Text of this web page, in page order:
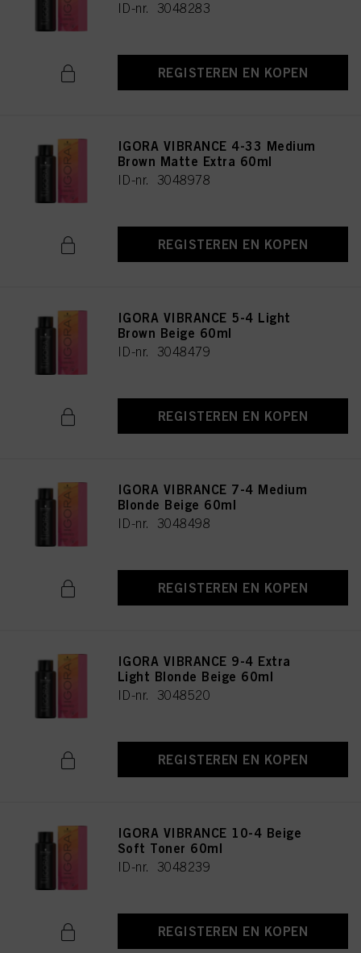
ID-nr. 3048283
REGISTEREN EN KOPEN
IGORA VIBRANCE 4-33 Medium
Brown Matte Extra 60ml
ID-nr. 3048978
REGISTEREN EN KOPEN
IGORA VIBRANCE 5-4 Light
Brown Beige 60ml
ID-nr. 3048479
REGISTEREN EN KOPEN
IGORA VIBRANCE 7-4 Medium
Blonde Beige 60ml
ID-nr. 3048498
REGISTEREN EN KOPEN
IGORA VIBRANCE 9-4 Extra
Light Blonde Beige 60ml
ID-nr. 3048520
REGISTEREN EN KOPEN
IGORA VIBRANCE 10-4 Beige
Soft Toner 60ml
ID-nr. 3048239
REGISTEREN EN KOPEN